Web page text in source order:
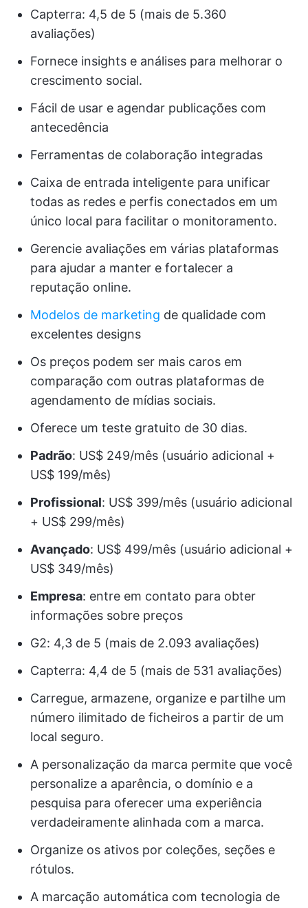
Capterra: 4,5 de 5 (mais de 5.360
avaliações)
Fornece insights e análises para melhorar o
crescimento social.
Fácil de usar e agendar publicações com
antecedência
Ferramentas de colaboração integradas
Caixa de entrada inteligente para unificar
todas as redes e perfis conectados em um
único local para facilitar o monitoramento.
Gerencie avaliações em várias plataformas
para ajudar a manter e fortalecer a
reputação online.
Modelos de marketing de qualidade com
excelentes designs
Os preços podem ser mais caros em
comparação com outras plataformas de
agendamento de mídias sociais.
Oferece um teste gratuito de 30 dias.
Padrão: US$ 249/mês (usuário adicional +
US$ 199/mês)
Profissional: US$ 399/mês (usuário adicional
+ US$ 299/mês)
Avançado: US$ 499/mês (usuário adicional +
US$ 349/mês)
Empresa: entre em contato para obter
informações sobre preços
G2: 4,3 de 5 (mais de 2.093 avaliações)
Capterra: 4,4 de 5 (mais de 531 avaliações)
Carregue, armazene, organize e partilhe um
número ilimitado de ficheiros a partir de um
local seguro.
A personalização da marca permite que você
personalize a aparência, o domínio e a
pesquisa para oferecer uma experiência
verdadeiramente alinhada com a marca.
Organize os ativos por coleções, seções e
rótulos.
A marcação automática com tecnologia de